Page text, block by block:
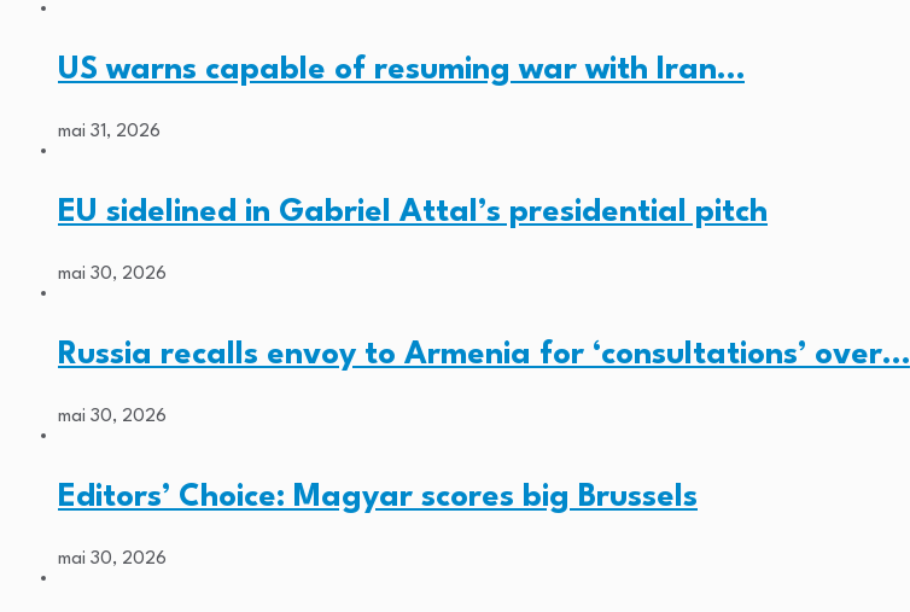
US warns capable of resuming war with Iran…
mai 31, 2026
EU sidelined in Gabriel Attal’s presidential pitch
mai 30, 2026
Russia recalls envoy to Armenia for ‘consultations’ over…
mai 30, 2026
Editors’ Choice: Magyar scores big Brussels
mai 30, 2026